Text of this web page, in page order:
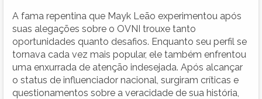
A fama repentina que Mayk Leão experimentou após
suas alegações sobre o OVNI trouxe tanto
oportunidades quanto desafios. Enquanto seu perfil se
tornava cada vez mais popular, ele também enfrentou
uma enxurrada de atenção indesejada. Após alcançar
o status de influenciador nacional, surgiram críticas e
questionamentos sobre a veracidade de sua história,